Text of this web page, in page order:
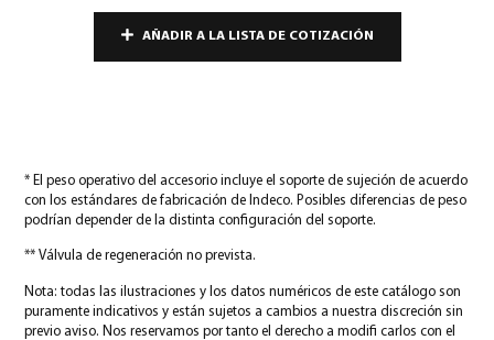
AÑADIR A LA LISTA DE COTIZACIÓN
* El peso operativo del accesorio incluye el soporte de sujeción de acuerdo
con los estándares de fabricación de Indeco. Posibles diferencias de peso
podrían depender de la distinta configuración del soporte.
** Válvula de regeneración no prevista.
Nota: todas las ilustraciones y los datos numéricos de este catálogo son
puramente indicativos y están sujetos a cambios a nuestra discreción sin
previo aviso. Nos reservamos por tanto el derecho a modifi carlos con el